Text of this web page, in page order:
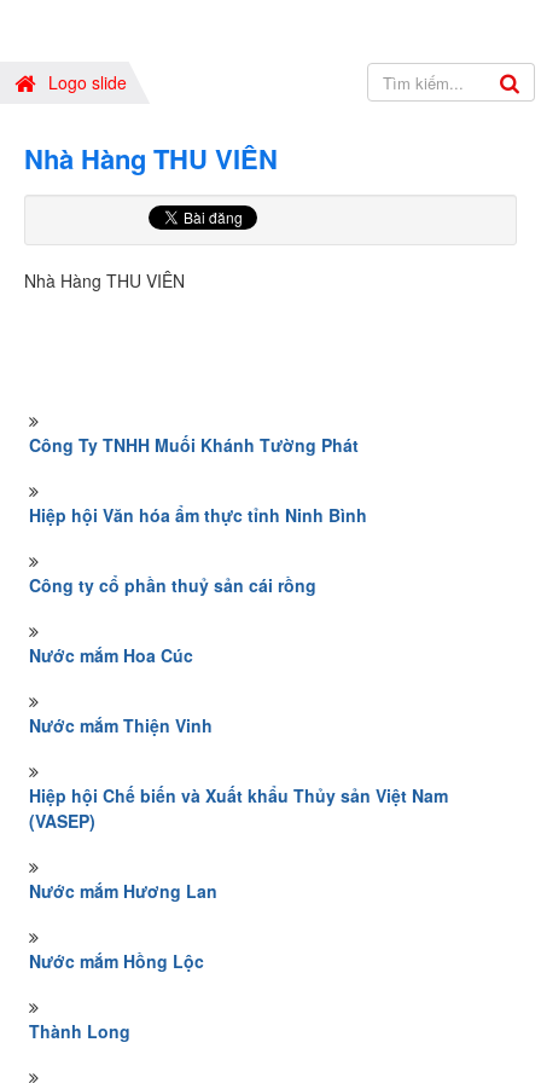
Logo slide
Nhà Hàng THU VIÊN
Nhà Hàng THU VIÊN
Công Ty TNHH Muối Khánh Tường Phát
Hiệp hội Văn hóa ẩm thực tỉnh Ninh Bình
Công ty cổ phần thuỷ sản cái rồng
Nước mắm Hoa Cúc
Nước mắm Thiện Vinh
Hiệp hội Chế biến và Xuất khẩu Thủy sản Việt Nam
(VASEP)
Nước mắm Hương Lan
Nước mắm Hồng Lộc
Thành Long